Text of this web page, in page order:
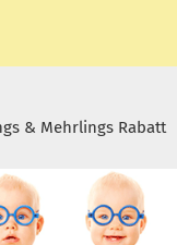
& Mehrlings Rabatt